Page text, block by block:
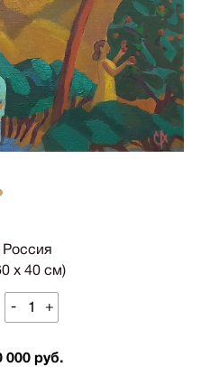
х 40 см)
- +
000 руб.